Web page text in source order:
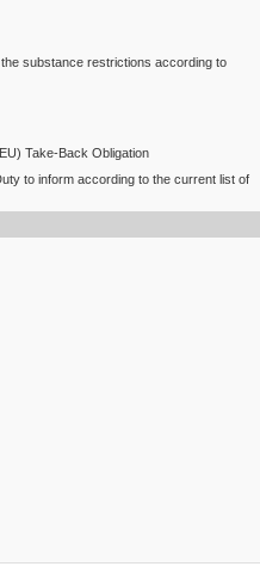
substance restrictions according to
Take-Back Obligation
to inform according to the current list of